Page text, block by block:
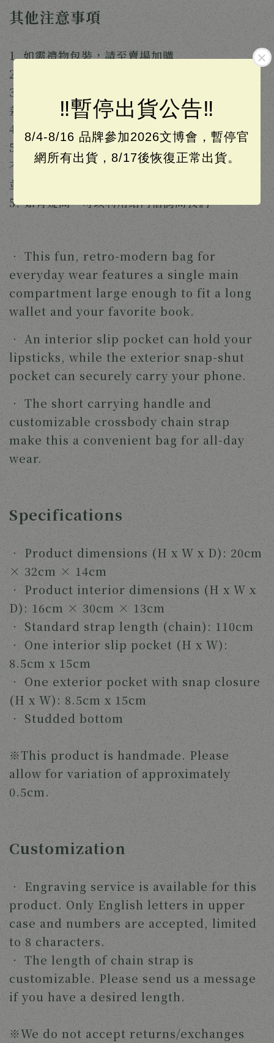
‼️暫停出貨公告‼️
8/4-8/16 品牌參加2026文博會，暫停官
網所有出貨，8/17後恢復正常出貨。
其他注意事項
1. 如需禮物包裝，請至賣場加購
2. 商品不包含商品照中的擺設物
3. 各種螢幕顯示器所呈現的商品照可能會產生色
差，顏色請以實品為主
4. 設計館出貨時間為每週一至週五
5. 手工製作，每個作品無法完全一模一樣，縫線
不正或細節若與商品照有些微落差，屬正常現象，
並非瑕疵
5. 如有疑問，可以利用站內信詢問我們。
‧ This fun, retro-modern bag for
everyday wear features a single main
compartment large enough to fit a long
wallet and your favorite book.
‧ An interior slip pocket can hold your
lipsticks, while the exterior snap-shut
pocket can securely carry your phone.
‧ The short carrying handle and
customizable crossbody chain strap
make this a convenient bag for all-day
wear.
Specifications
‧ Product dimensions (H x W x D): 20cm
× 32cm × 14cm
‧ Product interior dimensions (H x W x
D): 16cm × 30cm × 13cm
‧ Standard strap length (chain): 110cm
‧ One interior slip pocket (H x W):
8.5cm x 15cm
‧ One exterior pocket with snap closure
(H x W): 8.5cm x 15cm
‧ Studded bottom
※This product is handmade. Please
allow for variation of approximately
0.5cm.
Customization
‧ Engraving service is available for this
product. Only English letters in upper
case and numbers are accepted, limited
to 8 characters.
‧ The length of chain strap is
customizable. Please send us a message
if you have a desired length.
※We do not accept returns/exchanges